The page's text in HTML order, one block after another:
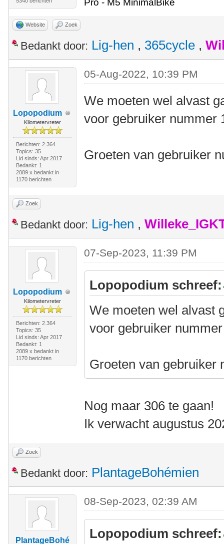
Pro - M5 MinimalBike
Website Zoek
Bedankt door: Lig-hen , 365cycle ,
Lopopodium
Kilometervreter
Berichten: 2.364
Topics: 35
Lid sinds: Apr 2017
Bedankt: 1
2089 x bedankt in
1170 berichten
05-Aug-2022, 10:39 PM
We moeten wel alvast
voor gebruiker nummer
Groeten van gebruiker
Zoek
Bedankt door: Lig-hen ,
Lopopodium
Kilometervreter
Berichten: 2.364
Topics: 35
Lid sinds: Apr 2017
Bedankt: 1
2089 x bedankt in
1170 berichten
07-Sep-2023, 11:39 PM
Lopopodium schreef:
We moeten wel alvast
voor gebruiker
Groeten van gebruiker
Nog maar 306 te gaan!
Ik verwacht augustus
Zoek
Bedankt door: PlantageBohémien
PlantageBohé
08-Sep-2023, 02:39 AM
Lopopodium schreef: